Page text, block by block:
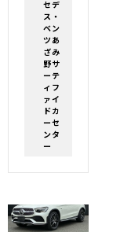
セデ
ス・
ベン
ツあ
ざみ
野サ
ーテ
ィフ
ァイ
ドカ
ーセ
ンタ
ー